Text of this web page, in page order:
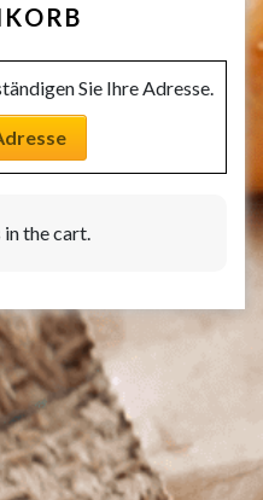
Sie Ihre Adresse.
the cart.